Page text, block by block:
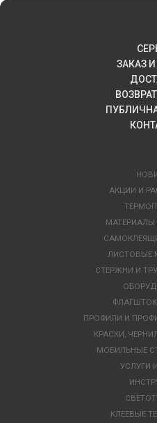
ЗАКАЗ
АКЦИИ И
МАТЕРИАЛЫ
ЛИСТОВЫЕ
СТЕРЖНИ И
ПРОФИЛИ И
КРАСКИ,
МОБИЛЬНЫЕ
УСЛУГИ
КЛЕЕВЫЕ